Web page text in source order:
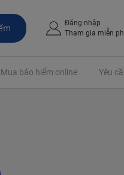
Đăng nhập
Tham gia miễn
Mua bảo hiểm online Yêu